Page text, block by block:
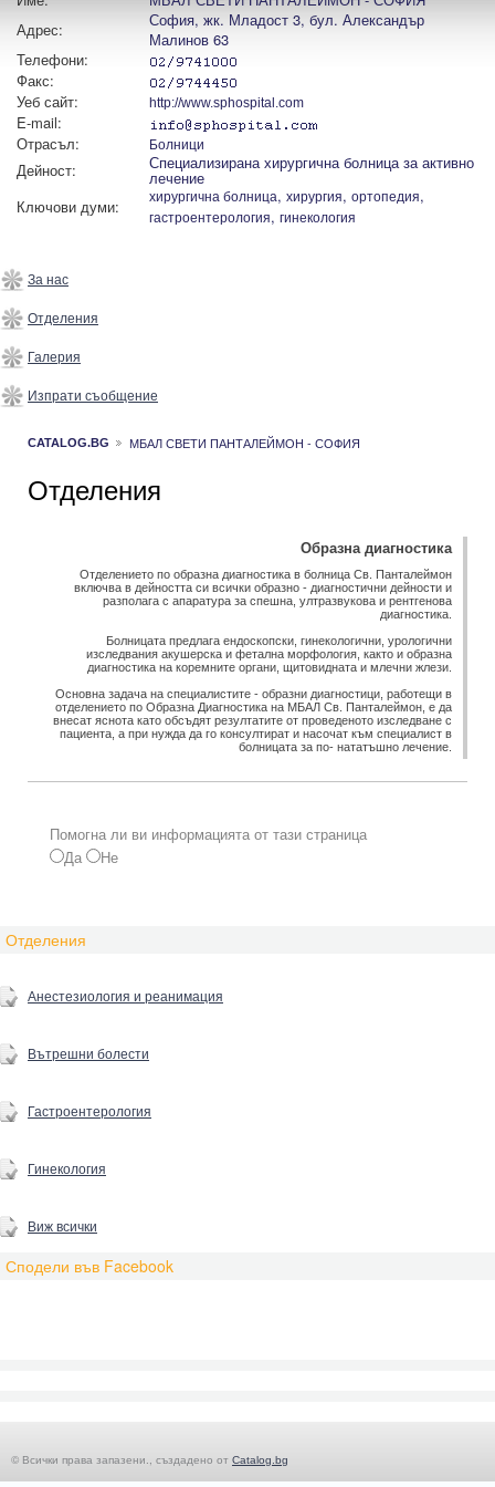
Адрес:
София, жк. Младост 3, бул. Александър
Малинов 63
Телефони:
Факс:
Уеб сайт:
http://www.sphospital.com
E-mail:
Отрасъл:
Болници
Дейност: Специализирана хирургична болница за активно
лечение
Ключови думи:
хирургична болница, хирургия, ортопедия,
гастроентерология, гинекология
За нас
Отделения
Галерия
Изпрати съобщение
CATALOG.BG МБАЛ СВЕТИ ПАНТАЛЕЙМОН - СОФИЯ
Отделения
Образна диагностика
Отделението по образна диагностика в болница Св. Панталеймон
включва в дейността си всички образно - диагностични дейности и
разполага с апаратура за спешна, ултразвукова и рентгенова
диагностика.
Болницата предлага ендоскопски, гинекологични, урологични
изследвания акушерска и фетална морфология, както и образна
диагностика на коремните органи, щитовидната и млечни жлези.
Основна задача на специалистите - образни диагностици, работещи в
отделението по Образна Диагностика на МБАЛ Св. Панталеймон, е да
внесат яснота като обсъдят резултатите от проведеното изследване с
пациента, а при нужда да го консултират и насочат към специалист в
болницата за по- нататъшно лечение.
Помогна ли ви информацията от тази страница
Да
Не
Отделения
Анестезиология и реанимация
Вътрешни болести
Гастроентерология
Гинекология
Виж всички
Сподели във Facebook
© Всички права запазени., създадено от Catalog.bg